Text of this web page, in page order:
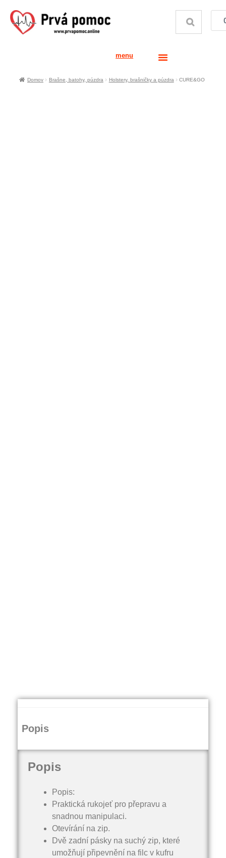
menu
Domov Brašne, batohy, púzdra Holstery, brašničky a púzdra CURE&GO
Popis
Popis
Popis:
Praktická rukojeť pro přepravu a
snadnou manipulaci.
Otevírání na zip.
Dvě zadní pásky na suchý zip, které
umožňují připevnění na filc v kufru